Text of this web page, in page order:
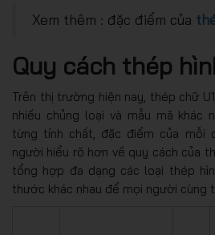
Xem thêm : đặc điểm của
Quy cách thép
Trên thị trường hiện nay, thép chữ
nhiều chủng loại và mẫu mã khác
từng tính chất, đặc điểm của mỗi
người hiểu rõ hơn về quy cách của
tổng hợp đa dạng các loại thép
thước khác nhau để mọi người cùng